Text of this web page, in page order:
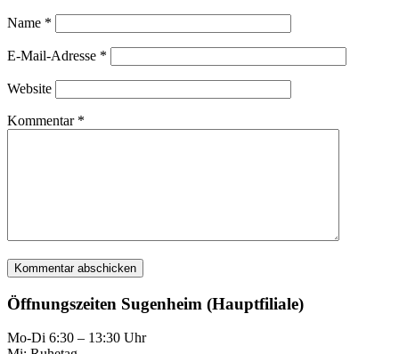
Name *
E-Mail-Adresse *
Website
Kommentar *
Öffnungszeiten Sugenheim (Hauptfiliale)
Mo-Di 6:30 – 13:30 Uhr